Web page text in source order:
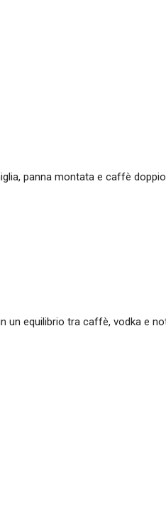
panna montata e caffè doppio
un equilibrio tra caffè, vodka e